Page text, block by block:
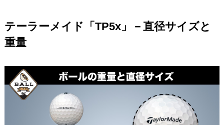
テーラーメイド「TP5x」－直径サイズと
重量